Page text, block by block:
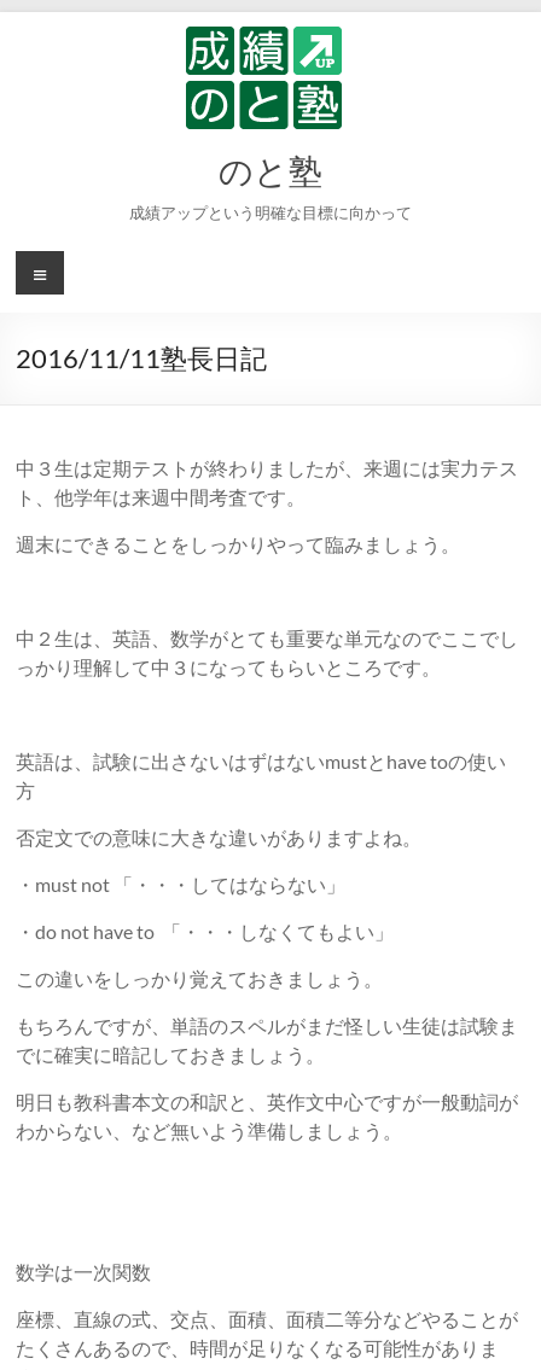
のと塾
成績アップという明確な目標に向かって
メ
ニ
ー
2016/11/11塾長日記
中３生は定期テストが終わりましたが、来週には実力テス
ト、他学年は来週中間考査です。
週末にできることをしっかりやって臨みましょう。
中２生は、英語、数学がとても重要な単元なのでここでし
っかり理解して中３になってもらいところです。
英語は、試験に出さないはずはないmustとhave toの使い
方
否定文での意味に大きな違いがありますよね。
・must not 「・・・してはならない」
・do not have to 「・・・しなくてもよい」
この違いをしっかり覚えておきましょう。
もちろんですが、単語のスペルがまだ怪しい生徒は試験ま
でに確実に暗記しておきましょう。
明日も教科書本文の和訳と、英作文中心ですが一般動詞が
わからない、など無いよう準備しましょう。
数学は一次関数
座標、直線の式、交点、面積、面積二等分などやることが
たくさんあるので、時間が足りなくなる可能性がありま